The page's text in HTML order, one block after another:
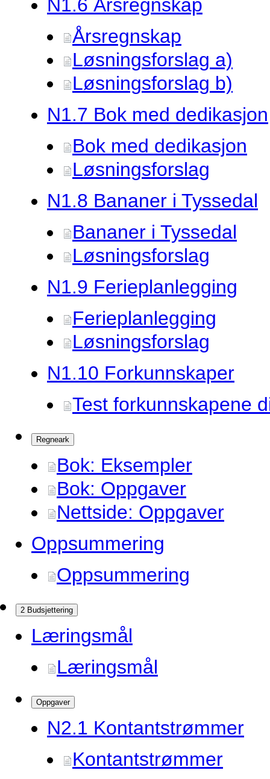
N1.6 Årsregnskap
Årsregnskap
Løsningsforslag a)
Løsningsforslag b)
N1.7 Bok med dedikasjon
Bok med dedikasjon
Løsningsforslag
N1.8 Bananer i Tyssedal
Bananer i Tyssedal
Løsningsforslag
N1.9 Ferieplanlegging
Ferieplanlegging
Løsningsforslag
N1.10 Forkunnskaper
Test forkunnskapene
Regneark
Bok: Eksempler
Bok: Oppgaver
Nettside: Oppgaver
Oppsummering
Oppsummering
2 Budsjettering
Læringsmål
Læringsmål
Oppgaver
N2.1 Kontantstrømmer
Kontantstrømmer